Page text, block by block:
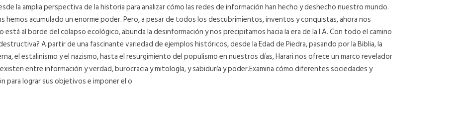
la amplia perspectiva de la historia para analizar cómo las redes de información han hecho y deshecho nuestro mundo.
hemos acumulado un enorme poder. Pero, a pesar de todos los descubrimientos, inventos y conquistas, ahora nos
al borde del colapso ecológico, abunda la desinformación y nos precipitamos hacia la era de la I.A. Con todo el camino
A partir de una fascinante variedad de ejemplos históricos, desde la Edad de Piedra, pasando por la Biblia, la
el estalinismo y el nazismo, hasta el resurgimiento del populismo en nuestros días, Harari nos ofrece un marco revelador
entre información y verdad, burocracia y mitología, y sabiduría y poder.Examina cómo diferentes sociedades y
para lograr sus objetivos e imponer el o